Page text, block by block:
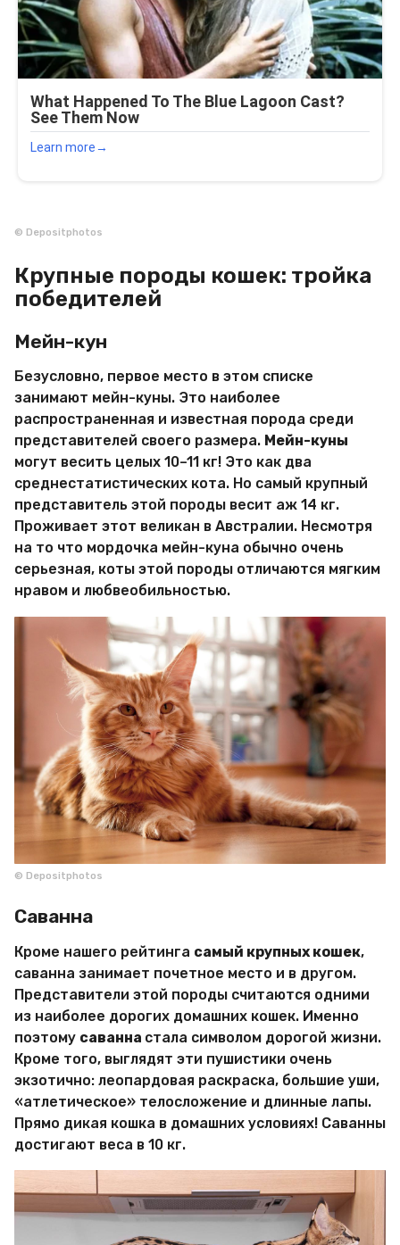
© Depositphotos
Крупные породы кошек: тройка
победителей
Мейн-кун
Безусловно, первое место в этом списке
занимают мейн-куны. Это наиболее
распространенная и известная порода среди
представителей своего размера. Мейн-куны
могут весить целых 10–11 кг! Это как два
среднестатистических кота. Но самый крупный
представитель этой породы весит аж 14 кг.
Проживает этот великан в Австралии. Несмотря
на то что мордочка мейн-куна обычно очень
серьезная, коты этой породы отличаются мягким
нравом и любвеобильностью.
© Depositphotos
Саванна
Кроме нашего рейтинга самый крупных кошек,
саванна занимает почетное место и в другом.
Представители этой породы считаются одними
из наиболее дорогих домашних кошек. Именно
поэтому саванна стала символом дорогой жизни.
Кроме того, выглядят эти пушистики очень
экзотично: леопардовая раскраска, большие уши,
«атлетическое» телосложение и длинные лапы.
Прямо дикая кошка в домашних условиях! Саванны
достигают веса в 10 кг.